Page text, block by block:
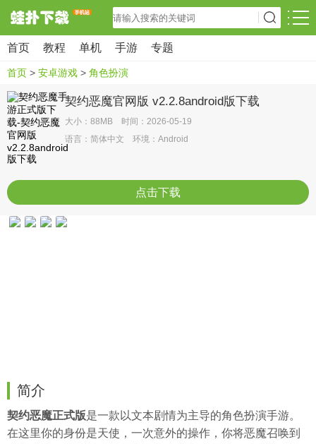
首页 教程 单机 手游 专题
首页 > 安卓游戏 > 角色扮演
契约恶魔官网版 v2.2.8android版下载
大小：88MB 时间：2026-05-19
语言：简体中文 环境：Android
点击下载
简介
契约恶魔正式版是一款以文本剧情为主导的角色扮演手游。
在这里你的身份是天使，一次意外的操作，你将恶魔召唤到